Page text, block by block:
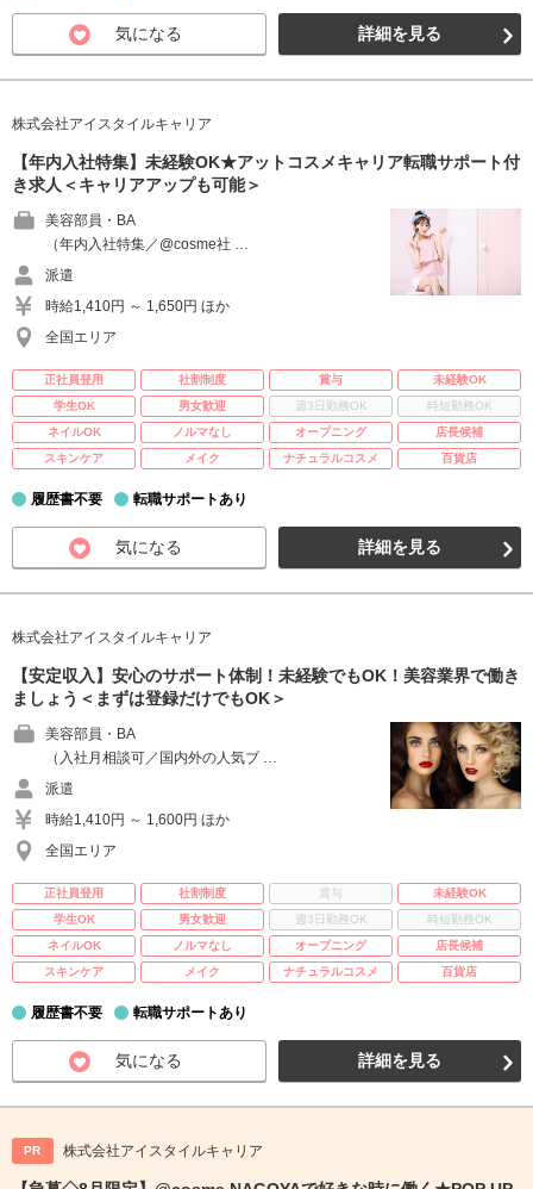
気になる 詳細を見る
株式会社アイスタイルキャリア
【年内入社特集】未経験OK★アットコスメキャリア転職サポート付
き求人＜キャリアアップも可能＞
美容部員・BA
（年内入社特集／@cosme社 …
派遣
時給1,410円 ～ 1,650円 ほか
全国エリア
正社員登用 社割制度 賞与
未経験OK
学生OK
男女歓迎 週3日勤務OK
時短勤務OK
ネイルOK
ノルマなし オープニング
店長候補
スキンケア
メイク ナチュラルコスメ 百貨店
履歴書不要 転職サポートあり
気になる 詳細を見る
株式会社アイスタイルキャリア
【安定収入】安心のサポート体制！未経験でもOK！美容業界で働き
ましょう＜まずは登録だけでもOK＞
美容部員・BA
（入社月相談可／国内外の人気ブ …
派遣
時給1,410円 ～ 1,600円 ほか
全国エリア
正社員登用 社割制度 賞与
未経験OK
学生OK
男女歓迎 週3日勤務OK
時短勤務OK
ネイルOK
ノルマなし オープニング
店長候補
スキンケア
メイク ナチュラルコスメ 百貨店
履歴書不要 転職サポートあり
気になる 詳細を見る
PR 株式会社アイスタイルキャリア